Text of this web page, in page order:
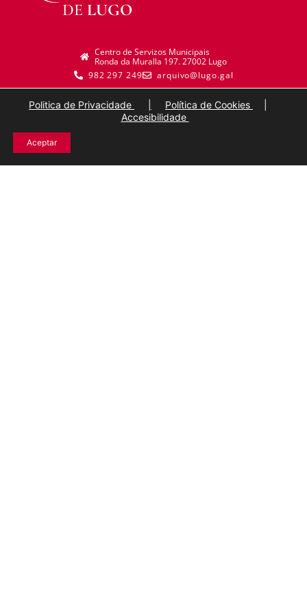
DE LUGO
Centro de Servizos Municipais
Ronda da Muralla 197. 27002 Lugo
982 297 249
arquivo@lugo.gal
Politica de Privacidade Política de Cookies
Accesibilidade
Aceptar